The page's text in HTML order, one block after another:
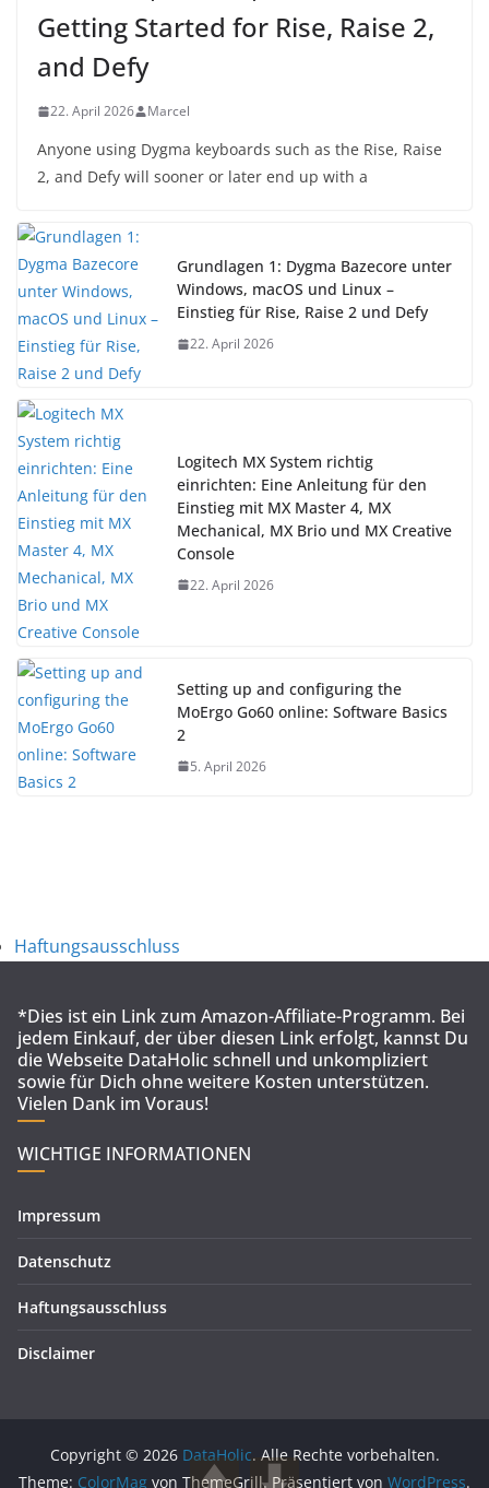
Getting Started for Rise, Raise 2,
and Defy
22. April 2026 Marcel
Anyone using Dygma keyboards such as the Rise, Raise
2, and Defy will sooner or later end up with a
Grundlagen 1: Dygma Bazecore unter
Windows, macOS und Linux –
Einstieg für Rise, Raise 2 und Defy
22. April 2026
Logitech MX System richtig
einrichten: Eine Anleitung für den
Einstieg mit MX Master 4, MX
Mechanical, MX Brio und MX Creative
Console
22. April 2026
Setting up and configuring the
MoErgo Go60 online: Software Basics
2
5. April 2026
Haftungsausschluss
*Dies ist ein Link zum Amazon-Affiliate-Programm. Bei
jedem Einkauf, der über diesen Link erfolgt, kannst Du
die Webseite DataHolic schnell und unkompliziert
sowie für Dich ohne weitere Kosten unterstützen.
Vielen Dank im Voraus!
WICHTIGE INFORMATIONEN
Impressum
Datenschutz
Haftungsausschluss
Disclaimer
Copyright © 2026 DataHolic. Alle Rechte vorbehalten.
Theme: ColorMag von ThemeGrill. Präsentiert von WordPress.